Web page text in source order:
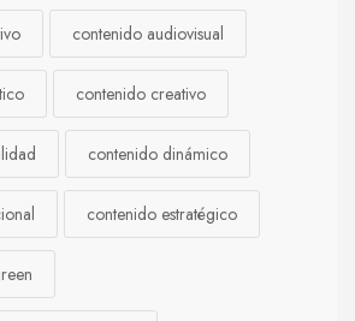
contenido audiovisual
contenido creativo
contenido dinámico
contenido estratégico